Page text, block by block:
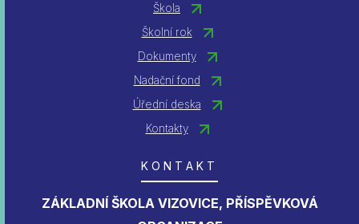
Škola
Školní rok
Dokumenty
Nadační fond
Úřední deska
Kontakty
KONTAKT
ZÁKLADNÍ ŠKOLA VIZOVICE, PŘÍSPĚVKOVÁ